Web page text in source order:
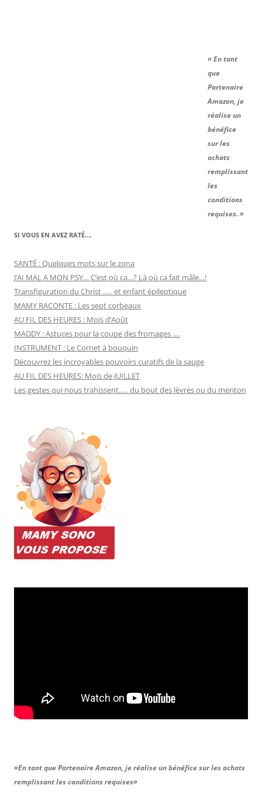
« En tant
que
Partenaire
Amazon, je
réalise un
bénéfice
sur les
achats
remplissant
les
conditions
requises. »
SI VOUS EN AVEZ RATÉ….
SANTÉ : Quelques mots sur le zona
J’AI MAL A MON PSY… C’est où ça…? Là où ça fait mâle…!
Transfiguration du Christ ….. et enfant épileptique
MAMY RACONTE : Les sept corbeaux
AU FIL DES HEURES : Mois d’Août
MADDY : Astuces pour la coupe des fromages ….
INSTRUMENT : Le Cornet à bouquin
Découvrez les incroyables pouvoirs curatifs de la sauge
AU FIL DES HEURES: Mois de JUILLET
Les gestes qui nous trahissent….. du bout des lèvres ou du menton
«En tant que Partenaire Amazon, je réalise un bénéfice sur les achats
remplissant les conditions requises»